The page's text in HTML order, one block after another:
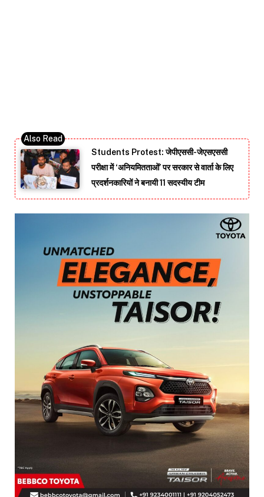
Students Protest: जेपीएससी-जेएसएससी
परीक्षा में ‘अनियमितताओं’ पर सरकार से वार्ता के लिए
प्रदर्शनकारियों ने बनायी 11 सदस्यीय टीम